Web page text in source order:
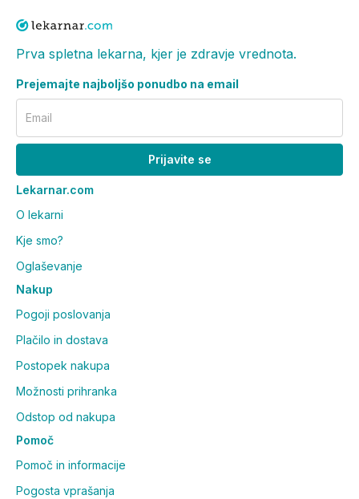
Prva spletna lekarna, kjer je zdravje vrednota.
Prejemajte najboljšo ponudbo na email
Email
Prijavite se
Lekarnar.com
O lekarni
Kje smo?
Oglaševanje
Nakup
Pogoji poslovanja
Plačilo in dostava
Postopek nakupa
Možnosti prihranka
Odstop od nakupa
Pomoč
Pomoč in informacije
Pogosta vprašanja